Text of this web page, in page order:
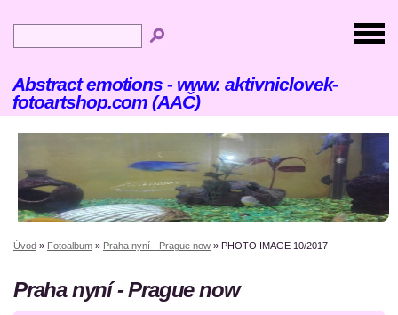
Abstract emotions - www. aktivniclovek-
fotoartshop.com (AAČ)
Úvod » Fotoalbum » Praha nyní - Prague now » PHOTO IMAGE 10/2017
Praha nyní - Prague now